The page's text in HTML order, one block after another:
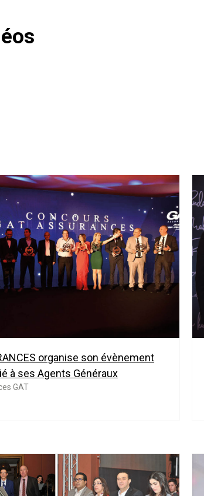
organise son évènement
à ses Agents Généraux
GAT